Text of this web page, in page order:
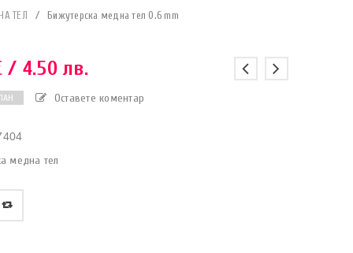
ТЕЛ / Бижутерска медна тел 0.6 mm
/ 4.50 лв.
Оставете коментар
медна тел